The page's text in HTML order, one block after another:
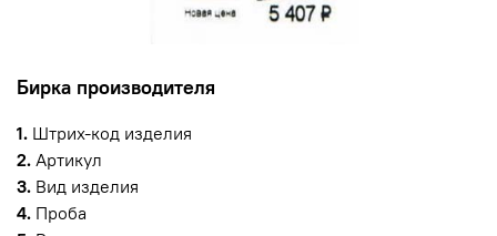
Бирка производителя
1. Штрих-код изделия
2. Артикул
3. Вид изделия
4. Проба